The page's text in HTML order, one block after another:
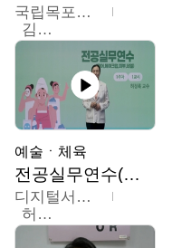
국립목포대학교
김신영
예술ㆍ체육
전공실무연수(헤어,메이크업,피부,네일)
디지털서울문화예술대학교
허정록